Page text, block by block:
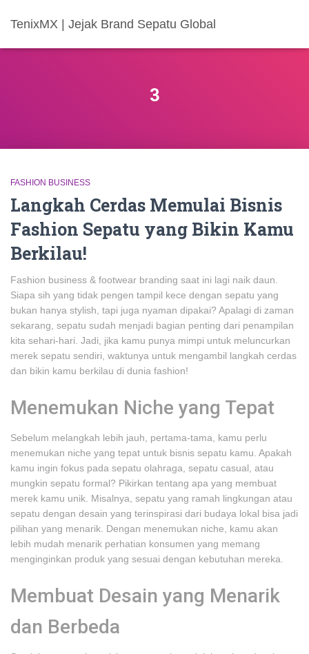
TenixMX | Jejak Brand Sepatu Global
3
FASHION BUSINESS
Langkah Cerdas Memulai Bisnis
Fashion Sepatu yang Bikin Kamu
Berkilau!
Fashion business & footwear branding saat ini lagi naik daun.
Siapa sih yang tidak pengen tampil kece dengan sepatu yang
bukan hanya stylish, tapi juga nyaman dipakai? Apalagi di zaman
sekarang, sepatu sudah menjadi bagian penting dari penampilan
kita sehari-hari. Jadi, jika kamu punya mimpi untuk meluncurkan
merek sepatu sendiri, waktunya untuk mengambil langkah cerdas
dan bikin kamu berkilau di dunia fashion!
Menemukan Niche yang Tepat
Sebelum melangkah lebih jauh, pertama-tama, kamu perlu
menemukan niche yang tepat untuk bisnis sepatu kamu. Apakah
kamu ingin fokus pada sepatu olahraga, sepatu casual, atau
mungkin sepatu formal? Pikirkan tentang apa yang membuat
merek kamu unik. Misalnya, sepatu yang ramah lingkungan atau
sepatu dengan desain yang terinspirasi dari budaya lokal bisa jadi
pilihan yang menarik. Dengan menemukan niche, kamu akan
lebih mudah menarik perhatian konsumen yang memang
menginginkan produk yang sesuai dengan kebutuhan mereka.
Membuat Desain yang Menarik
dan Berbeda